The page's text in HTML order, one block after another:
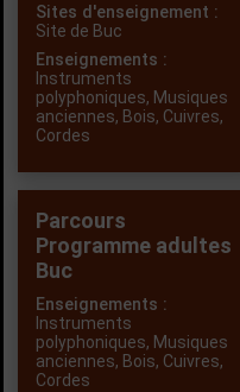
Sites d'enseignement :
Site de Buc
Enseignements :
Instruments
polyphoniques, Musiques
anciennes, Bois, Cuivres,
Cordes
Parcours
Programme adultes
Buc
Enseignements :
Instruments
polyphoniques, Musiques
anciennes, Bois, Cuivres,
Cordes